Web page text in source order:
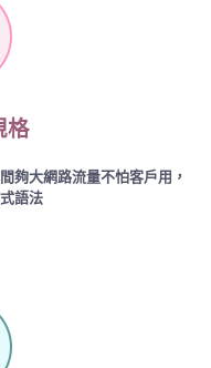
格
夠大網路流量不怕客戶用，
語法